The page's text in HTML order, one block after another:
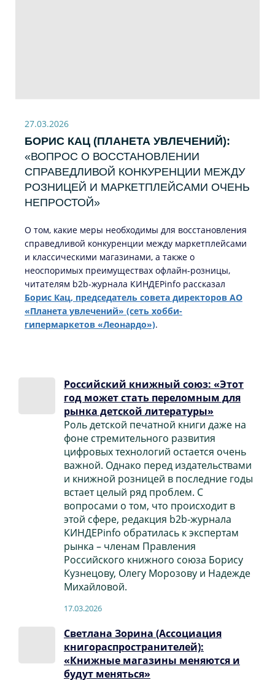
27.03.2026
БОРИС КАЦ (ПЛАНЕТА УВЛЕЧЕНИЙ):
«ВОПРОС О ВОССТАНОВЛЕНИИ
СПРАВЕДЛИВОЙ КОНКУРЕНЦИИ МЕЖДУ
РОЗНИЦЕЙ И МАРКЕТПЛЕЙСАМИ ОЧЕНЬ
НЕПРОСТОЙ»
О том, какие меры необходимы для восстановления
справедливой конкуренции между маркетплейсами
и классическими магазинами, а также о
неоспоримых преимуществах офлайн-розницы,
читателям b2b-журнала КИНДЕРinfo рассказал
Борис Кац, председатель совета директоров АО
«Планета увлечений» (сеть хобби-
гипермаркетов «Леонардо»).
Российский книжный союз: «Этот
год может стать переломным для
рынка детской литературы»
Роль детской печатной книги даже на
фоне стремительного развития
цифровых технологий остается очень
важной. Однако перед издательствами
и книжной розницей в последние годы
встает целый ряд проблем. С
вопросами о том, что происходит в
этой сфере, редакция b2b-журнала
КИНДЕРinfo обратилась к экспертам
рынка – членам Правления
Российского книжного союза Борису
Кузнецову, Олегу Морозову и Надежде
Михайловой.
17.03.2026
Светлана Зорина (Ассоциация
книгораспространителей):
«Книжные магазины меняются и
будут меняться»